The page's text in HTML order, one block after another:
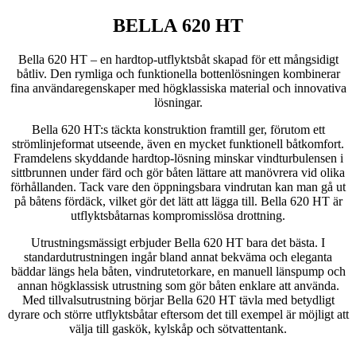
BELLA 620 HT
Bella 620 HT – en hardtop-utflyktsbåt skapad för ett mångsidigt
båtliv. Den rymliga och funktionella bottenlösningen kombinerar
fina användaregenskaper med högklassiska material och innovativa
lösningar.
Bella 620 HT:s täckta konstruktion framtill ger, förutom ett
strömlinjeformat utseende, även en mycket funktionell båtkomfort.
Framdelens skyddande hardtop-lösning minskar vindturbulensen i
sittbrunnen under färd och gör båten lättare att manövrera vid olika
förhållanden. Tack vare den öppningsbara vindrutan kan man gå ut
på båtens fördäck, vilket gör det lätt att lägga till. Bella 620 HT är
utflyktsbåtarnas kompromisslösa drottning.
Utrustningsmässigt erbjuder Bella 620 HT bara det bästa. I
standardutrustningen ingår bland annat bekväma och eleganta
bäddar längs hela båten, vindrutetorkare, en manuell länspump och
annan högklassisk utrustning som gör båten enklare att använda.
Med tillvalsutrustning börjar Bella 620 HT tävla med betydligt
dyrare och större utflyktsbåtar eftersom det till exempel är möjligt att
välja till gaskök, kylskåp och sötvattentank.